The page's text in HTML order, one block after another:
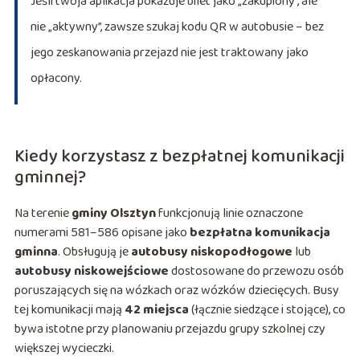
nie „aktywny”, zawsze szukaj kodu QR w autobusie – bez
jego zeskanowania przejazd nie jest traktowany jako
opłacony.
Kiedy korzystasz z bezpłatnej komunikacji
gminnej?
Na tereniegminy Olsztynfunkcjonują linie oznaczone
numerami 581–586 opisane jako bezpłatna komunikacja
gminna. Obsługują jeautobusy niskopodłogowe lub
autobusy niskowejściowedostosowane do przewozu osób
poruszających się na wózkach oraz wózków dziecięcych. Busy
tej komunikacji mają 42 miejsca(łącznie siedzące i stojące), co
bywa istotne przy planowaniu przejazdu grupy szkolnej czy
większej wycieczki.